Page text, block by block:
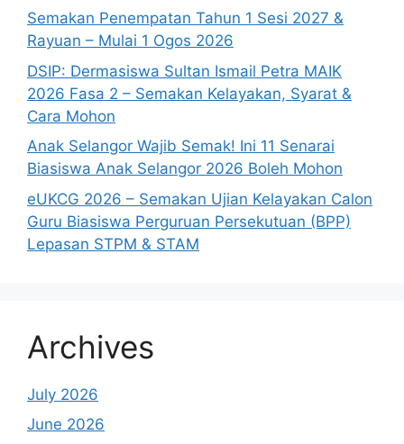
Semakan Penempatan Tahun 1 Sesi 2027 &
Rayuan – Mulai 1 Ogos 2026
DSIP: Dermasiswa Sultan Ismail Petra MAIK
2026 Fasa 2 – Semakan Kelayakan, Syarat &
Cara Mohon
Anak Selangor Wajib Semak! Ini 11 Senarai
Biasiswa Anak Selangor 2026 Boleh Mohon
eUKCG 2026 – Semakan Ujian Kelayakan Calon
Guru Biasiswa Perguruan Persekutuan (BPP)
Lepasan STPM & STAM
Archives
July 2026
June 2026